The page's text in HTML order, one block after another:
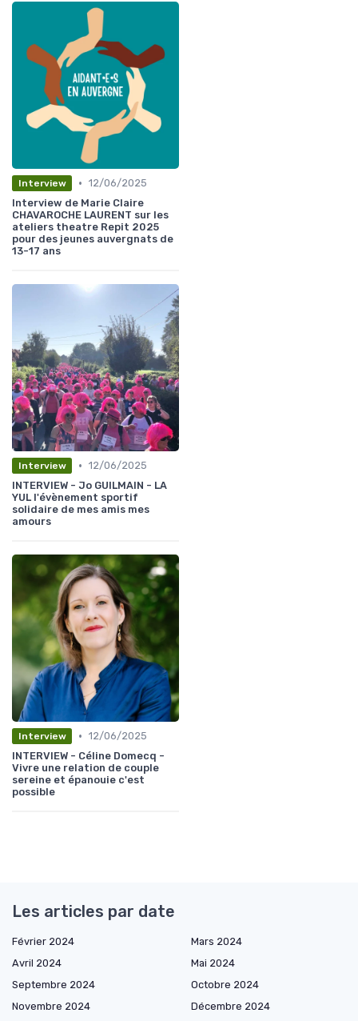
Interview • 12/06/2025
Interview de Marie Claire
CHAVAROCHE LAURENT sur les
ateliers theatre Repit 2025
pour des jeunes auvergnats de
13-17 ans
Interview • 12/06/2025
INTERVIEW - Jo GUILMAIN - LA
YUL l'évènement sportif
solidaire de mes amis mes
amours
Interview • 12/06/2025
INTERVIEW - Céline Domecq -
Vivre une relation de couple
sereine et épanouie c'est
possible
Les articles par date
Février 2024
Mars 2024
Avril 2024
Mai 2024
Septembre 2024
Octobre 2024
Novembre 2024
Décembre 2024